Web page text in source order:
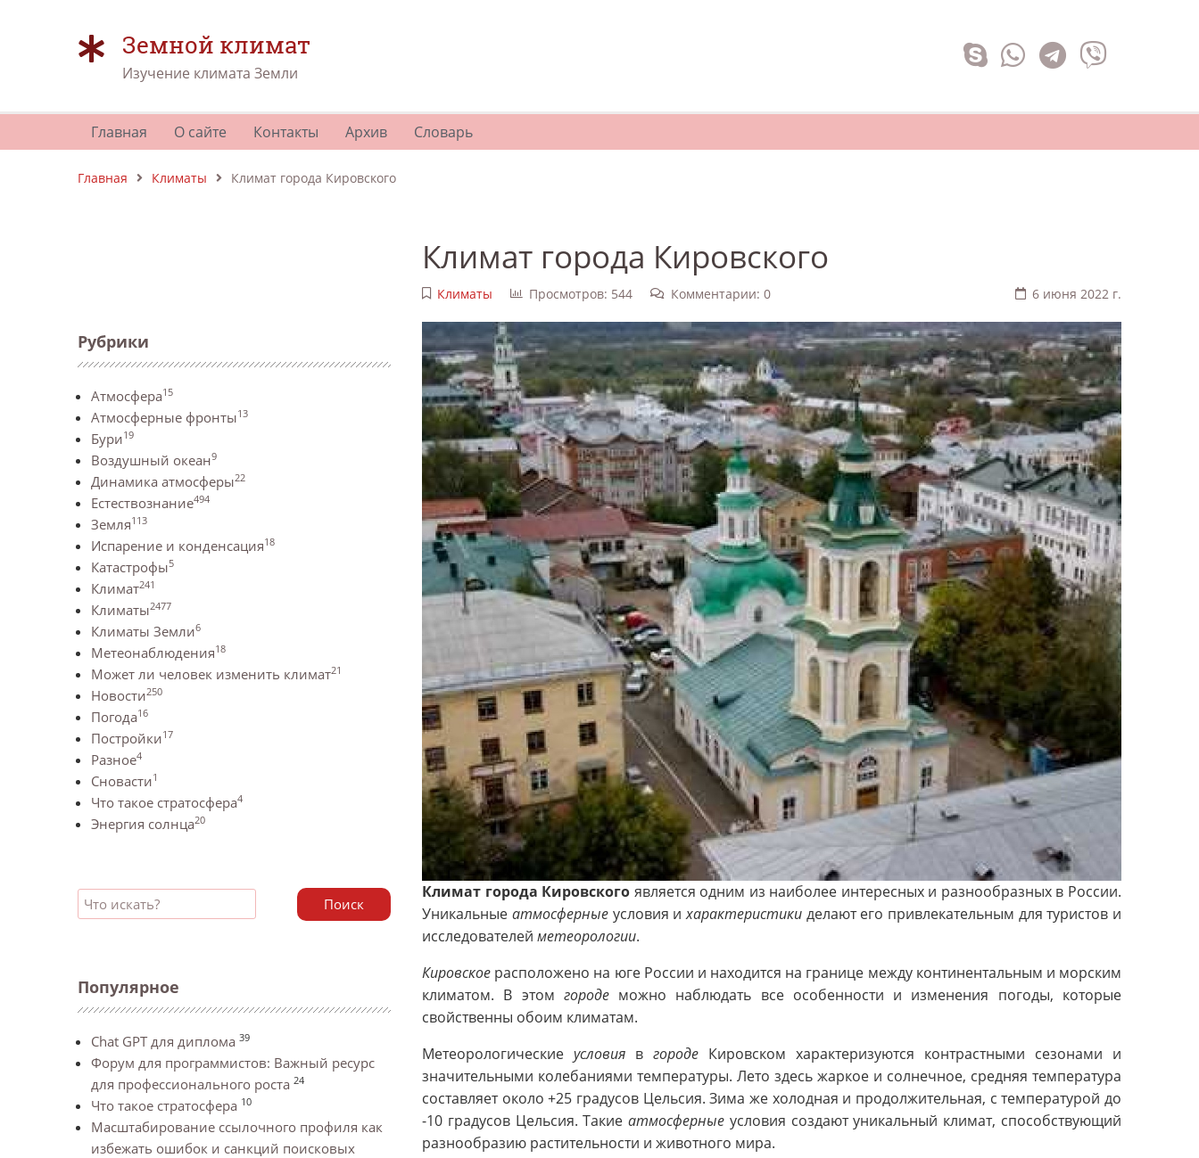
Земной климат
Изучение климата Земли
Главная О сайте Контакты Архив Словарь
Главная Климаты Климат города Кировского
Рубрики
Атмосфера15
Атмосферные фронты13
Бури19
Воздушный океан9
Динамика атмосферы22
Естествознание494
Земля113
Испарение и конденсация18
Катастрофы5
Климат241
Климаты2477
Климаты Земли6
Метеонаблюдения18
Может ли человек изменить климат21
Новости250
Погода16
Постройки17
Разное4
Сновасти1
Что такое стратосфера4
Энергия солнца20
Поиск
Популярное
Chat GPT для диплома 39
Форум для программистов: Важный ресурс
для профессионального роста 24
Что такое стратосфера 10
Масштабирование ссылочного профиля как
избежать ошибок и санкций поисковых
Климат города Кировского
Климаты Просмотров: 544 Комментарии: 0 6 июня 2022 г.
Климат города Кировского является одним из наиболее интересных и разнообразных в России.
Уникальные атмосферныеусловия ихарактеристикиделают его привлекательным для туристов и
исследователейметеорологии.
Кировское расположено на юге России и находится на границе между континентальным и морским
климатом. В этом городеможно наблюдать все особенности и изменения погоды, которые
свойственны обоим климатам.
Метеорологическиеусловия вгороде Кировском характеризуются контрастными сезонами и
значительными колебаниями температуры. Лето здесь жаркое и солнечное, средняя температура
составляет около +25 градусов Цельсия. Зима же холодная и продолжительная, с температурой до
-10 градусов Цельсия. Такиеатмосферные условия создают уникальный климат, способствующий
разнообразию растительности и животного мира.